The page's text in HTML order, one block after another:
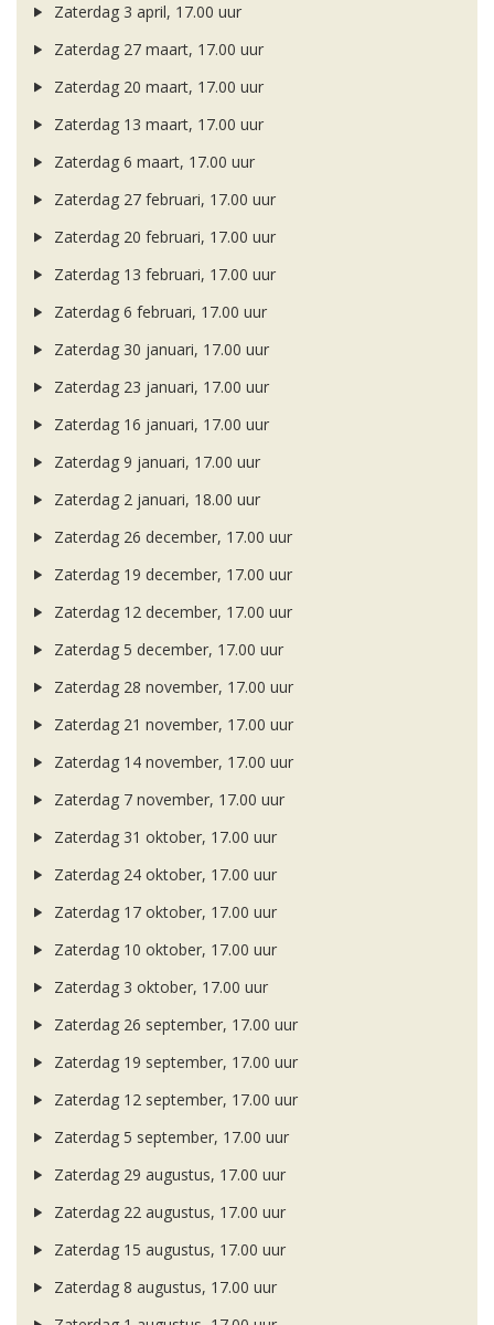
Zaterdag 3 april, 17.00 uur
Zaterdag 27 maart, 17.00 uur
Zaterdag 20 maart, 17.00 uur
Zaterdag 13 maart, 17.00 uur
Zaterdag 6 maart, 17.00 uur
Zaterdag 27 februari, 17.00 uur
Zaterdag 20 februari, 17.00 uur
Zaterdag 13 februari, 17.00 uur
Zaterdag 6 februari, 17.00 uur
Zaterdag 30 januari, 17.00 uur
Zaterdag 23 januari, 17.00 uur
Zaterdag 16 januari, 17.00 uur
Zaterdag 9 januari, 17.00 uur
Zaterdag 2 januari, 18.00 uur
Zaterdag 26 december, 17.00 uur
Zaterdag 19 december, 17.00 uur
Zaterdag 12 december, 17.00 uur
Zaterdag 5 december, 17.00 uur
Zaterdag 28 november, 17.00 uur
Zaterdag 21 november, 17.00 uur
Zaterdag 14 november, 17.00 uur
Zaterdag 7 november, 17.00 uur
Zaterdag 31 oktober, 17.00 uur
Zaterdag 24 oktober, 17.00 uur
Zaterdag 17 oktober, 17.00 uur
Zaterdag 10 oktober, 17.00 uur
Zaterdag 3 oktober, 17.00 uur
Zaterdag 26 september, 17.00 uur
Zaterdag 19 september, 17.00 uur
Zaterdag 12 september, 17.00 uur
Zaterdag 5 september, 17.00 uur
Zaterdag 29 augustus, 17.00 uur
Zaterdag 22 augustus, 17.00 uur
Zaterdag 15 augustus, 17.00 uur
Zaterdag 8 augustus, 17.00 uur